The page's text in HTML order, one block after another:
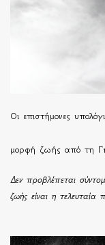
Οι επιστήμονες
μορφή ζωής από τη
Δεν προβλέπεται
ζωής είναι η τελευταία